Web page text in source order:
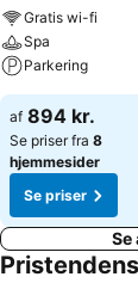
Værelser med komfort Alle værelser har enten altan
med og uden
Sydfynske luft
dobbeltværelser,
Faciliteter • 128 værelser - alle med balkon eller terrasse • Spa og
wellness • Fitness • Privat strand med badebro • Privat skov med
bålplads og shelters • Strandbar • Bar og
Restaurant Brasseriet • Gourmetrestaurant Havlit
krolfbane, petanque og
Green Key certificeret • Gratis parkering • 12
• Gratis Wifi
Gratis wi-fi
Spa
Parkering
af 894 kr.
Se priser fra 8
hjemmesider
Se priser
Se
Pristendens